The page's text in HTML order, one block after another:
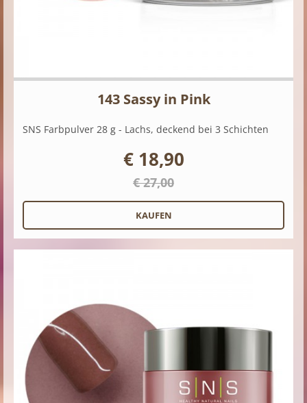
143 Sassy in Pink
SNS Farbpulver 28 g - Lachs, deckend bei 3 Schichten
€ 18,90
€ 27,00